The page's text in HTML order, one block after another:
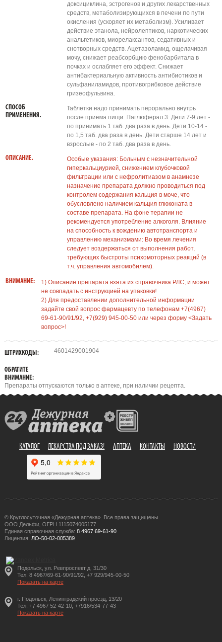
доксициклина, эстрогенов и других лекарственных
средств, метаболизирующихся в печени по пути
окисления (ускоряет их метаболизм). Усиливает
действие этанола, нейролептиков, наркотических
анальгетиков, миорелаксантов, седативных и
снотворных средств. Ацетазоламид, ощелачивая
мочу, снижает реабсорбцию фенобарбитала в
почках и ослабляет его эффект. Снижает
антибактериальную активность антибиотиков и
сульфаниламидов, противогрибковое действие
гризеофульвина.
СПОСОБ
ПРИМЕНЕНИЯ.
Таблетки надо принимать перорально внутрь
после приема пищи. Паглюферал 3: Дети 7-9 лет -
по принимать 1 таб. два раза в день. Дети 10-14 -
по 1,5 таб. два раза в день. Дети старше 14 лет и
взрослые - по 2 таб. два раза в день.
ОПИСАНИЕ.
Особые указания: Больным с незначительной
гиперкальциурией, снижением клубочковой
фильтрации или с нефролитиазом в анамнезе
назначение препарата должно проводиться под
контролем содержания кальция в моче, что
обусловлено наличием кальция глюконата в
составе препарата. На фоне терапии не
рекомендуется употребление алкоголя. Влияние
на способность к вождению автотранспорта и
управлению механизмами: Во время лечения
следует воздержаться от выполнения работ,
требующих быстроты психомоторных реакций (в
т.ч. управления автомобилем).
ВНИМАНИЕ:
1) Описание препарата взята из справочника РЛС, и может
не совпадать с инструкцией на упаковки!
2) Для предоставлении дополнительной информации
задайте свой вопрос фармацевту по телефонам +7(4967)
69-61-90/91/92, +7(929) 945-00-50 или через форму <Задать
вопрос>!
ШТРИХКОДЫ: 4601429001904
ОБРАТИТЕ
ВНИМАНИЕ:
Препараты отпускаются только в аптеке, при наличии рецепта.
КАТАЛОГ ЛЕКАРСТВА ПОД ЗАКАЗ! АПТЕКА КОНТАКТЫ НОВОСТИ
© Круглосуточная «Дежурная аптека». Все права защищены.
ООО Дельфи, ОГРН 1115074005177
Единая справочная служба: 8 4967 69-61-90
Лицензия: ЛО-50-02-005389
Подольск, ул. Ревпроспект д. 31/30
Тел. 8 4967/69-61-90/91/92, +7 929/945-00-50
Показать на карте
г. Подольск, Ленинградский проезд, 13/20
Тел. +7 4967 52-42-10, +7916/534-77-43
Показать на карте